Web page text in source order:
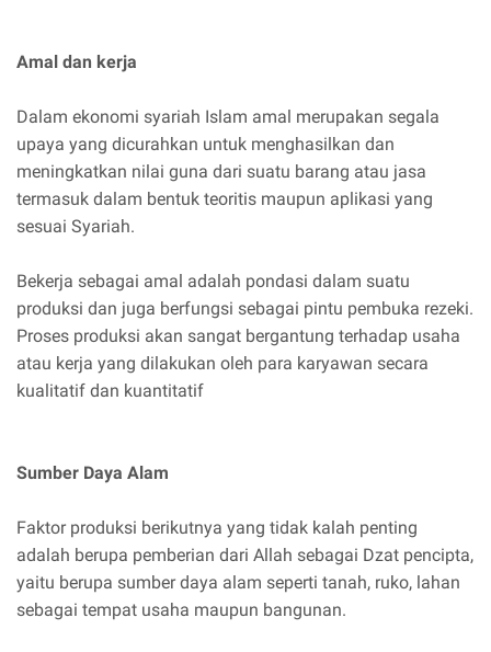
Amal dan kerja
Dalam ekonomi syariah Islam amal merupakan segala
upaya yang dicurahkan untuk menghasilkan dan
meningkatkan nilai guna dari suatu barang atau jasa
termasuk dalam bentuk teoritis maupun aplikasi yang
sesuai Syariah.
Bekerja sebagai amal adalah pondasi dalam suatu
produksi dan juga berfungsi sebagai pintu pembuka rezeki.
Proses produksi akan sangat bergantung terhadap usaha
atau kerja yang dilakukan oleh para karyawan secara
kualitatif dan kuantitatif
Sumber Daya Alam
Faktor produksi berikutnya yang tidak kalah penting
adalah berupa pemberian dari Allah sebagai Dzat pencipta,
yaitu berupa sumber daya alam seperti tanah, ruko, lahan
sebagai tempat usaha maupun bangunan.